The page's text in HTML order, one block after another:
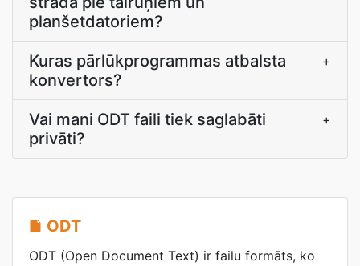
planšetdatoriem?
Kuras pārlūkprogrammas atbalsta
konvertors?
+
Vai mani ODT faili tiek saglabāti
privāti?
+
ODT
ODT (Open Document Text) ir failu formāts, ko